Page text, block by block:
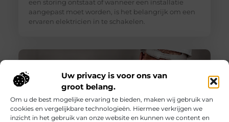
Uw privacy is voor ons van
groot belang.
Om u de best mogelijke ervaring te bieden, maken wij gebruik van
cookies en vergelijkbare technologieën. Hiermee verkrijgen we
inzicht in het gebruik van onze website en kunnen we content en
een storing ontstaat of wanneer een installatie
aangepast moet worden, is het belangrijk om een
ervaren elektricien in te schakelen.